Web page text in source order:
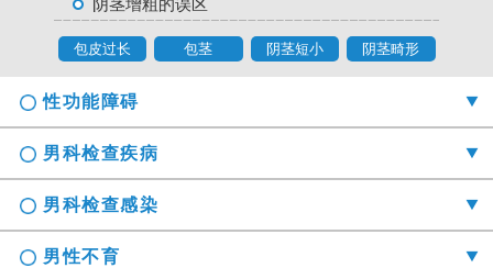
阴茎增粗的误区
包皮过长 包茎 阴茎短小 阴茎畸形
性功能障碍
男科检查疾病
男科检查感染
男性不育